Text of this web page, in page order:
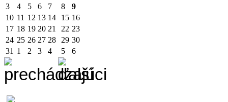
3
4 5 6 7 8
9
10 11 12 13 14 15 16
17 18 19 20 21 22 23
24 25 26 27 28 29 30
31 1 2 3 4 5 6